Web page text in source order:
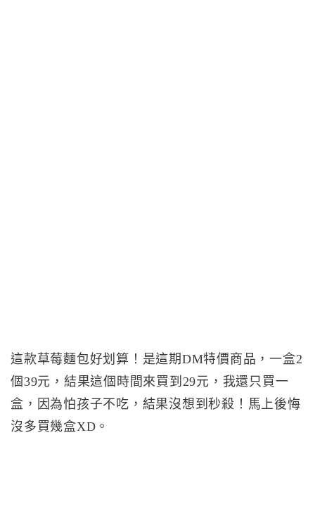
這款草莓麵包好划算！是這期DM特價商品，一盒2
個39元，結果這個時間來買到29元，我還只買一
盒，因為怕孩子不吃，結果沒想到秒殺！馬上後悔
沒多買幾盒XD。